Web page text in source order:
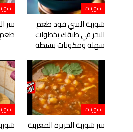
شوربات
شوربة السي فود طعم
البحر في طبقك بخطوات
سهلة ومكونات بسيطة
سر
طعم
شوربات
سر شوربة الحريرة المغربية